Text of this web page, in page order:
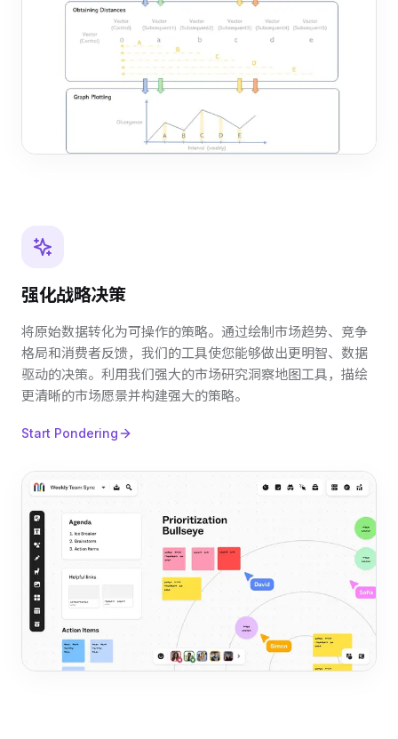
强化战略决策
将原始数据转化为可操作的策略。通过绘制市场趋势、竞争
格局和消费者反馈，我们的工具使您能够做出更明智、数据
驱动的决策。利用我们强大的市场研究洞察地图工具，描绘
更清晰的市场愿景并构建强大的策略。
Start Pondering